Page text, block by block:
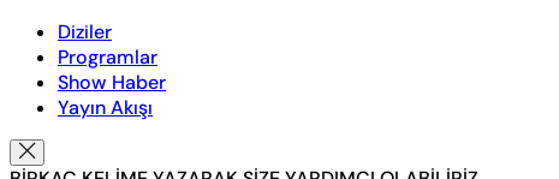
Diziler
Programlar
Show Haber
Yayın Akışı